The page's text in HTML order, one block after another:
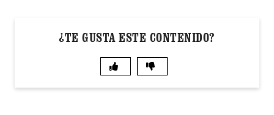
¿TE GUSTA ESTE CONTENIDO?